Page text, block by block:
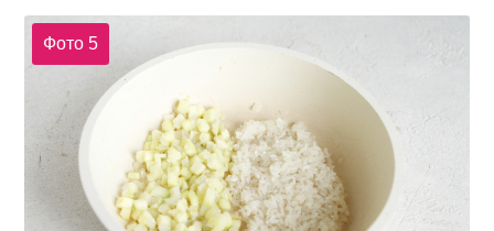
Фото 5